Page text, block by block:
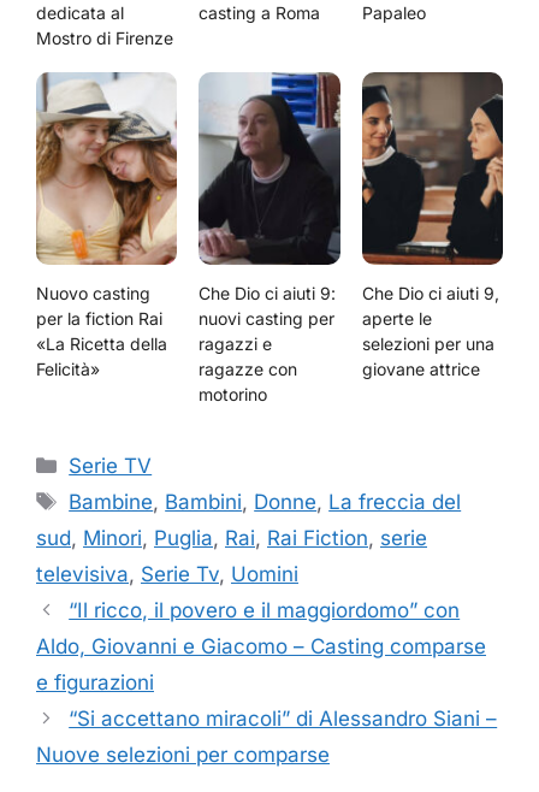
dedicata al
Mostro di Firenze
casting a Roma
Papaleo
Nuovo casting
per la fiction Rai
«La Ricetta della
Felicità»
Che Dio ci aiuti 9:
nuovi casting per
ragazzi e
ragazze con
motorino
Che Dio ci aiuti 9,
aperte le
selezioni per una
giovane attrice
Categorie
Serie TV
Tag
Bambine, Bambini, Donne, La freccia del
sud, Minori, Puglia, Rai, Rai Fiction, serie
televisiva, Serie Tv, Uomini
“Il ricco, il povero e il maggiordomo” con
Aldo, Giovanni e Giacomo – Casting comparse
e figurazioni
“Si accettano miracoli” di Alessandro Siani –
Nuove selezioni per comparse